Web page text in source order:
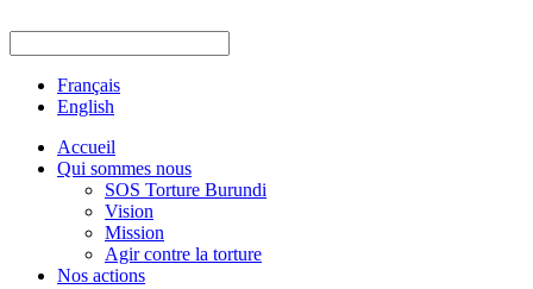
Français
English
Accueil
Qui sommes nous
SOS Torture Burundi
Vision
Mission
Agir contre la torture
Nos actions